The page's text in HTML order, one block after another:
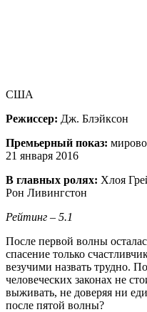
США
Режиссер: Дж. Блэйксон
Премьерный показ:
21 января 2016
В главных ролях: Хлоя
Рон Ливингстон
Рейтинг – 5.1
После первой волны
спасение только
везучими назвать трудно.
человеческих законах не
выживать, не доверяя ни
после пятой волны?